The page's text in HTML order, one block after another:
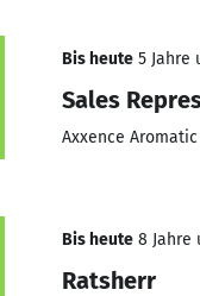
Bis heute 5 Jahre
Sales
Axxence Aromatic
Bis heute 8 Jahre
Ratsherr